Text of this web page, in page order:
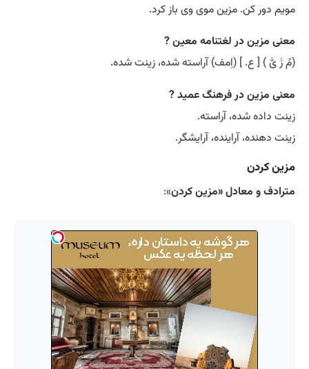
مویم دور کن. مزین موی وی باز کرد.
معنی مزین در لغتنامه معین ?
(مُ زَ یَّ ) [ ع. ] (اِمف) آراسته شده، زینت شده.
معنی مزین در فرهنگ عمید ?
زینت داده شده، آراسته.
زینت دهنده، آراینده، آرایشگر.
مزین کردن
مترادف و معادل «مزین کردن»: